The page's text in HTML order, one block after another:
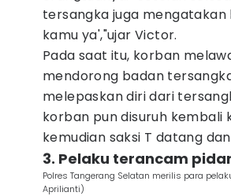
tersangka juga
kamu ya',"ujar Victor.
Pada saat itu, korban
mendorong badan
melepaskan diri dari
korban pun disuruh
kemudian saksi T datang
3. Pelaku terancam
Polres Tangerang Selatan merilis para
Aprilianti)